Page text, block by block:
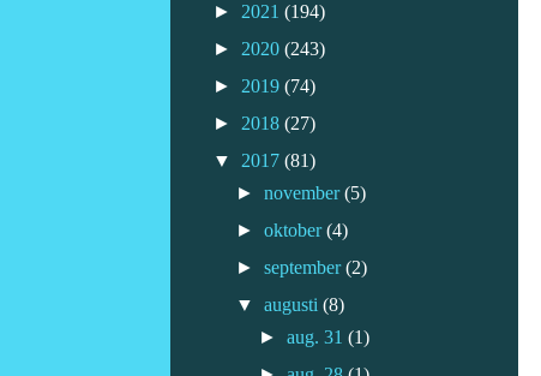
► 2021 (194)
► 2020 (243)
► 2019 (74)
► 2018 (27)
▼ 2017 (81)
►november(5)
►oktober(4)
►september(2)
▼augusti(8)
►aug. 31(1)